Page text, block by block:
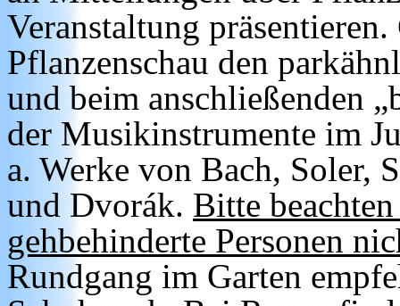
Veranstaltung
Pflanzenschau den
und beim anschließenden
der Musikinstrumente im
a. Werke von Bach, Soler,
und Dvorák. Bitte
gehbehinderte Personen
Rundgang im Garten